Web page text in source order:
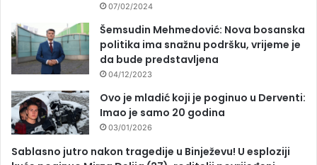
07/02/2024
Šemsudin Mehmedović: Nova bosanska
politika ima snažnu podršku, vrijeme je
da bude predstavljena
04/12/2023
Ovo je mladić koji je poginuo u Derventi:
Imao je samo 20 godina
03/01/2026
Sablasno jutro nakon tragedije u Binježevu! U esploziji